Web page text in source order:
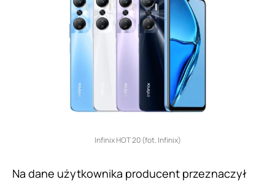
Infinix HOT 20 (fot. Infinix)
Na dane użytkownika producent przeznaczył